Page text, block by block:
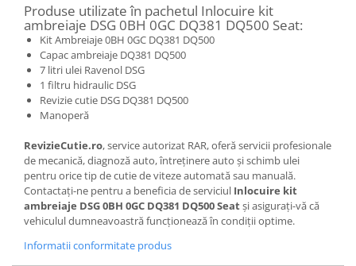
Produse utilizate în pachetul Inlocuire kit
ambreiaje DSG 0BH 0GC DQ381 DQ500 Seat:
Kit Ambreiaje 0BH 0GC DQ381 DQ500
Capac ambreiaje DQ381 DQ500
7 litri ulei Ravenol DSG
1 filtru hidraulic DSG
Revizie cutie DSG DQ381 DQ500
Manoperă
RevizieCutie.ro, service autorizat RAR, oferă servicii profesionale
de mecanică, diagnoză auto, întreținere auto și schimb ulei
pentru orice tip de cutie de viteze automată sau manuală.
Contactați-ne pentru a beneficia de serviciul Inlocuire kit
ambreiaje DSG 0BH 0GC DQ381 DQ500 Seatși asigurați-vă că
vehiculul dumneavoastră funcționează în condiții optime.
Informatii conformitate produs